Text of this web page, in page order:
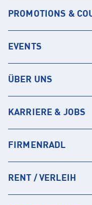
PROMOTIONS &
EVENTS
ÜBER UNS
KARRIERE & JOBS
FIRMENRADL
RENT / VERLEIH